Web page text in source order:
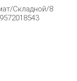
Складной/8